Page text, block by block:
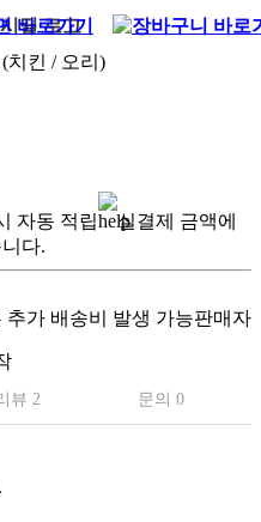
치킨 / 오리)
자동 적립
실결제 금액에
다.
추가 배송비 발생 가능판매자
뷰 2 문의 0